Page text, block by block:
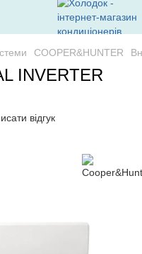
COOPER&HUNTER
INVERTER
відгук